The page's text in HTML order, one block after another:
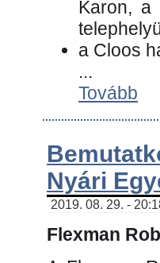
Karon, a
a Cloos
...
Tovább
Nyári
2019. 08. 29. -
Flexman